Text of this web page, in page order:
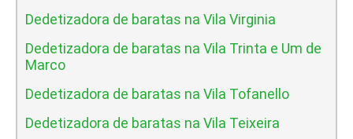
Dedetizadora de baratas na Vila Virginia
Dedetizadora de baratas na Vila Trinta e Um de
Marco
Dedetizadora de baratas na Vila Tofanello
Dedetizadora de baratas na Vila Teixeira